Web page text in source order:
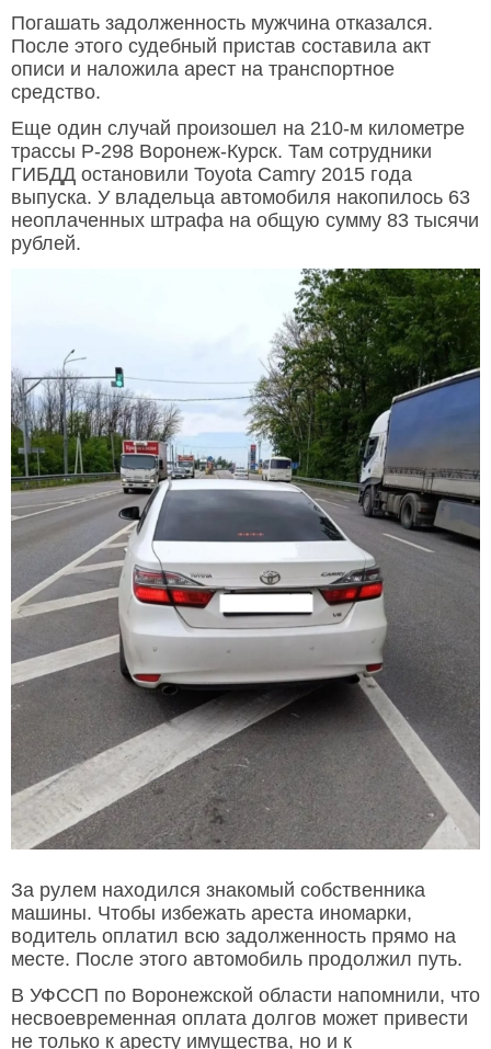
Погашать задолженность мужчина отказался.
После этого судебный пристав составила акт
описи и наложила арест на транспортное
средство.
Еще один случай произошел на 210-м километре
трассы Р-298 Воронеж-Курск. Там сотрудники
ГИБДД остановили Toyota Camry 2015 года
выпуска. У владельца автомобиля накопилось 63
неоплаченных штрафа на общую сумму 83 тысячи
рублей.
За рулем находился знакомый собственника
машины. Чтобы избежать ареста иномарки,
водитель оплатил всю задолженность прямо на
месте. После этого автомобиль продолжил путь.
В УФССП по Воронежской области напомнили, что
несвоевременная оплата долгов может привести
не только к аресту имущества, но и к